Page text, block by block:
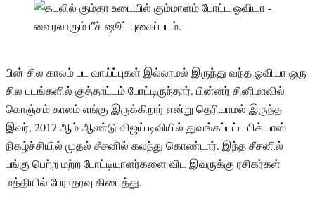
பின் சில காலம் பட வாய்ப்புகள் இல்லாமல் இருந்து வந்த ஓவியா ஒரு
சில படங்களில் குத்தாட்டம் போட்டிருந்தார். பின்னர் சினிமாவில்
கொஞ்சம் காலம் எங்கு இருக்கிறார் என்று தெரியாமல் இருந்த
இவர், 2017 ஆம் ஆண்டு விஜய் டிவியில் துவங்கப்பட்ட பிக் பாஸ்
நிகழ்ச்சியில் முதல் சீசனில் கலந்து கொண்டார். இந்த சீசனில்
பங்கு பெற்ற மற்ற போட்டியாளர்களை விட இவருக்கு ரசிகர்கள்
மத்தியில் பேராதரவு கிடைத்து.